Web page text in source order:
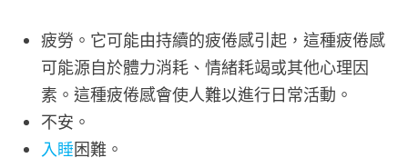
疲勞。它可能由持續的疲倦感引起，這種疲倦感
可能源自於體力消耗、情緒耗竭或其他心理因
素。這種疲倦感會使人難以進行日常活動。
不安。
入睡困難。